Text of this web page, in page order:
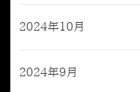
2024年10月
2024年9月